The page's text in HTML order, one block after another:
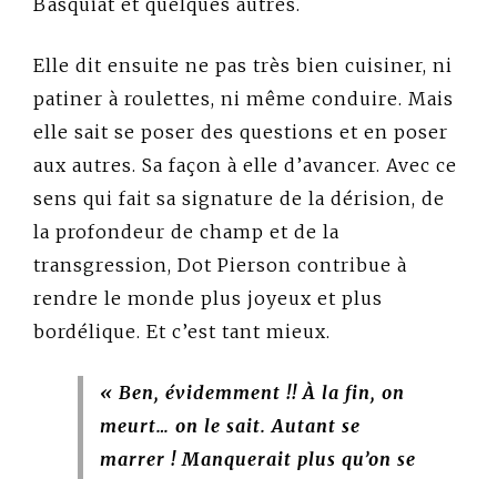
Elle dit ensuite ne pas très bien cuisiner, ni
patiner à roulettes, ni même conduire. Mais
elle sait se poser des questions et en poser
aux autres. Sa façon à elle d’avancer. Avec ce
sens qui fait sa signature de la dérision, de
la profondeur de champ et de la
transgression, Dot Pierson contribue à
rendre le monde plus joyeux et plus
bordélique. Et c’est tant mieux.
« Ben, évidemment !! À la fin, on
meurt… on le sait. Autant se
marrer ! Manquerait plus qu’on se